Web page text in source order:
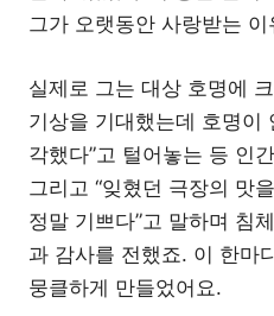
그가 오랫동안 사랑받는
실제로 그는 대상 호명에
기상을 기대했는데 호명이
각했다”고 털어놓는 등 인
그리고 “잊혔던 극장의 맛
정말 기쁘다”고 말하며 침
과 감사를 전했죠. 이 한마
뭉클하게 만들었어요.